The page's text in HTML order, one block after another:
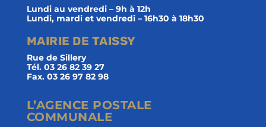
Lundi au vendredi – 9h à 12h
Lundi, mardi et vendredi – 16h30 à 18h30
MAIRIE DE TAISSY
Rue de Sillery
Tél. 03 26 82 39 27
Fax. 03 26 97 82 98
L’AGENCE POSTALE
COMMUNALE